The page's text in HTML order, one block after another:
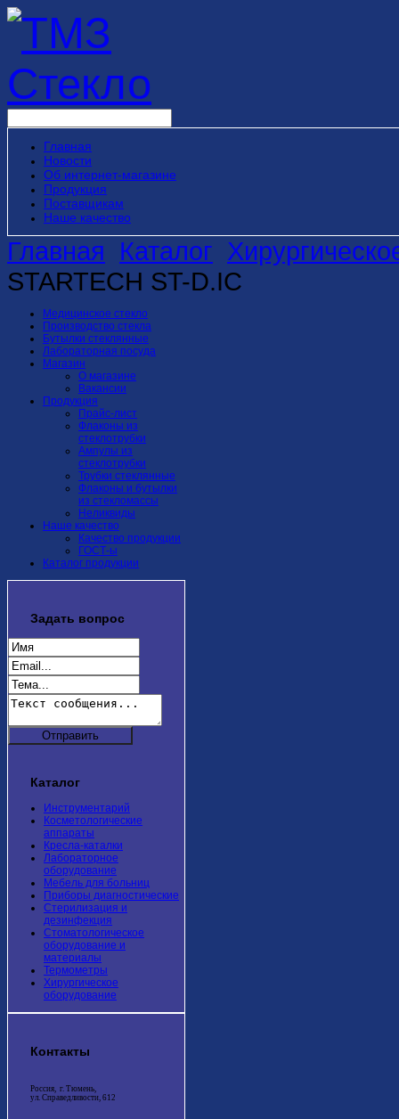
Главная
Новости
Об интернет-магазине
Продукция
Поставщикам
Наше качество
Главная Каталог
STARTECH ST-D.IC
Медицинское стекло
Производство стекла
Бутылки стеклянные
Лабораторная посуда
Магазин
О магазине
Вакансии
Продукция
Прайс-лист
Флаконы из
стеклотрубки
Ампулы из
стеклотрубки
Трубки стеклянные
Флаконы и бутылки
из стекломассы
Неликвиды
Наше качество
Качество продукции
ГОСТ-ы
Каталог продукции
Задать вопрос
Каталог
Инструментарий
Косметологические
аппараты
Кресла-каталки
Лабораторное
оборудование
Мебель для больниц
Приборы диагностические
Стерилизация и
дезинфекция
Стоматологическое
оборудование и
материалы
Термометры
Хирургическое
оборудование
Контакты
Россия, г. Тюмень,
ул. Справедливости, 612